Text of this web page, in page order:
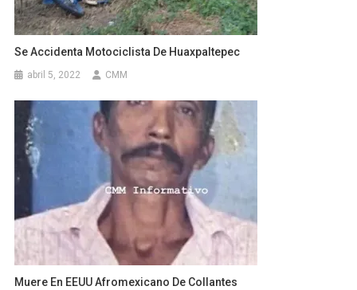
Se Accidenta Motociclista De Huaxpaltepec
abril 5, 2022 CMM
Muere En EEUU Afromexicano De Collantes